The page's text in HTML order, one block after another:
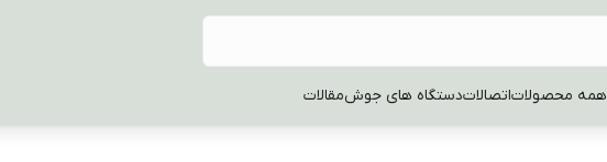
همه محصولاتاتصالاتدستگاه های جوشمقالات